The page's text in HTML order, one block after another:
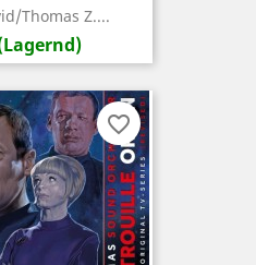
Thomas Z....
favorite_border